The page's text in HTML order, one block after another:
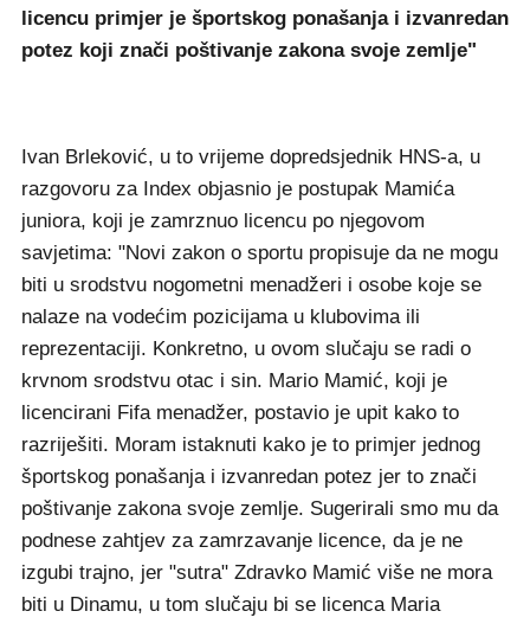
licencu primjer je športskog ponašanja i izvanredan
potez koji znači poštivanje zakona svoje zemlje"
Ivan Brleković, u to vrijeme dopredsjednik HNS-a, u
razgovoru za Index objasnio je postupak Mamića
juniora, koji je zamrznuo licencu po njegovom
savjetima: "Novi zakon o sportu propisuje da ne mogu
biti u srodstvu nogometni menadžeri i osobe koje se
nalaze na vodećim pozicijama u klubovima ili
reprezentaciji. Konkretno, u ovom slučaju se radi o
krvnom srodstvu otac i sin. Mario Mamić, koji je
licencirani Fifa menadžer, postavio je upit kako to
razriješiti. Moram istaknuti kako je to primjer jednog
športskog ponašanja i izvanredan potez jer to znači
poštivanje zakona svoje zemlje. Sugerirali smo mu da
podnese zahtjev za zamrzavanje licence, da je ne
izgubi trajno, jer "sutra" Zdravko Mamić više ne mora
biti u Dinamu, u tom slučaju bi se licenca Maria